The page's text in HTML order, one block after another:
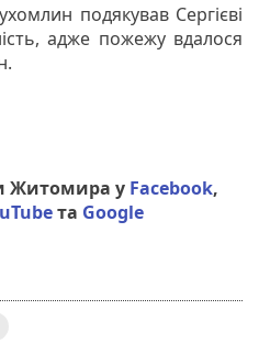
подякував Сергієві
адже пожежу вдалося
Житомира у Facebook,
та Google